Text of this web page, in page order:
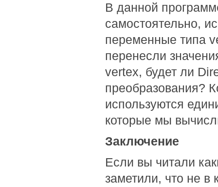
В данной
самостоятельно,
переменные типа
перенесли
vertex, будет ли
преобразования?
используются
которые мы
Заключение
Если вы читали
заметили, что не в